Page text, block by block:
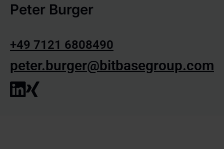
Peter Burger
+49 7121 6808490
peter.burger@bitbasegroup.com